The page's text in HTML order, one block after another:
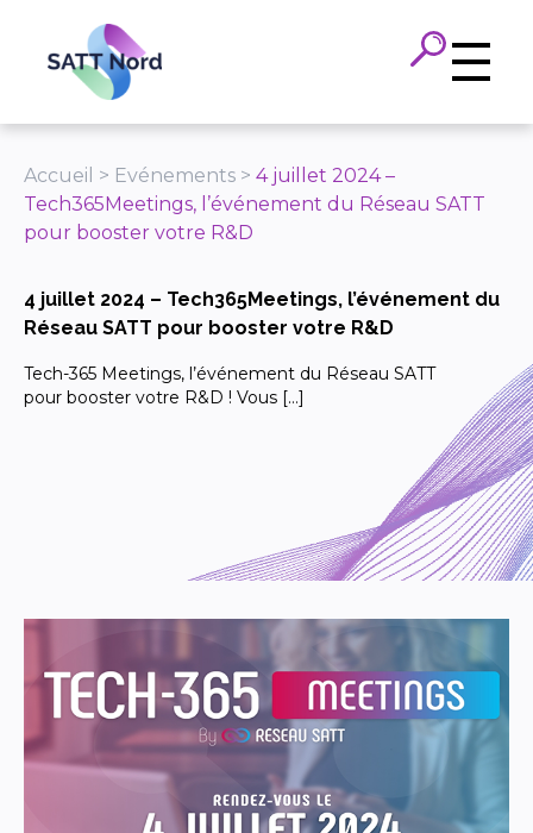
Accueil > Evénements > 4 juillet 2024 –
Tech365Meetings, l’événement du Réseau SATT
pour booster votre R&D
4 juillet 2024 – Tech365Meetings, l’événement du
Réseau SATT pour booster votre R&D
Tech-365 Meetings, l’événement du Réseau SATT
pour booster votre R&D ! Vous […]